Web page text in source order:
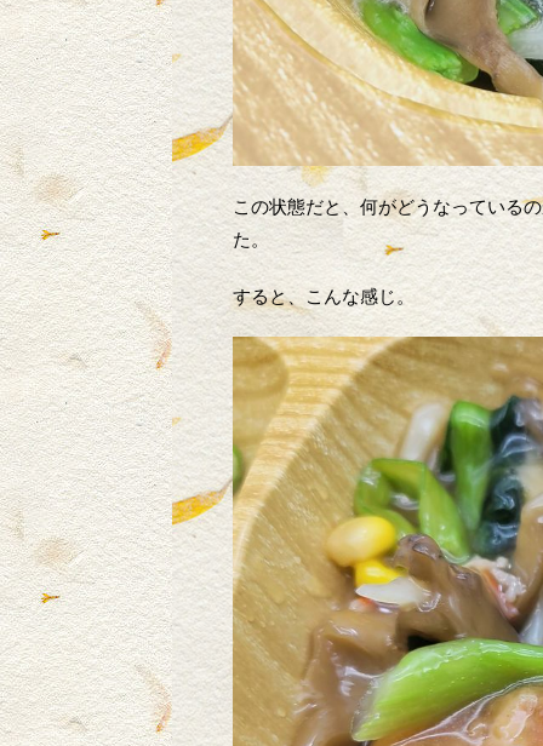
この状態だと、何がどうなっている
た。
すると、こんな感じ。